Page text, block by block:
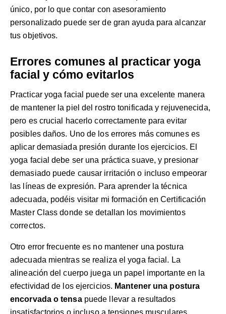
único, por lo que contar con asesoramiento
personalizado puede ser de gran ayuda para alcanzar
tus objetivos.
Errores comunes al practicar yoga
facial y cómo evitarlos
Practicar yoga facial puede ser una excelente manera
de mantener la piel del rostro tonificada y rejuvenecida,
pero es crucial hacerlo correctamente para evitar
posibles daños. Uno de los errores más comunes es
aplicar demasiada presión durante los ejercicios. El
yoga facial debe ser una práctica suave, y presionar
demasiado puede causar irritación o incluso empeorar
las líneas de expresión. Para aprender la técnica
adecuada, podéis visitar mi formación en Certificación
Master Class donde se detallan los movimientos
correctos.
Otro error frecuente es no mantener una postura
adecuada mientras se realiza el yoga facial. La
alineación del cuerpo juega un papel importante en la
efectividad de los ejercicios. Mantener una postura
encorvada o tensapuede llevar a resultados
insatisfactorios o incluso a tensiones musculares